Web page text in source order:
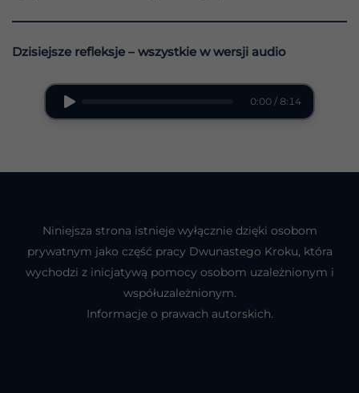
Dzisiejsze refleksje – wszystkie w wersji audio
0:00 / 8:14
Niniejsza strona istnieje wyłącznie dzięki osobom
prywatnym jako część pracy Dwunastego Kroku, która
wychodzi z inicjatywą pomocy osobom uzależnionym i
współuzależnionym.
Informacje o prawach autorskich.